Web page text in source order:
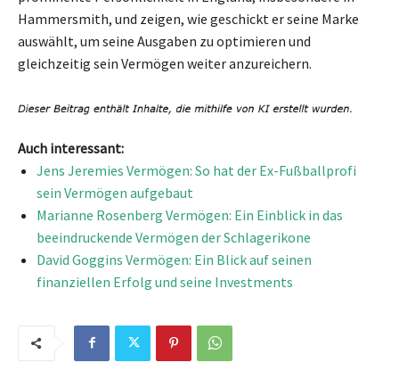
Hammersmith, und zeigen, wie geschickt er seine Marke
auswählt, um seine Ausgaben zu optimieren und
gleichzeitig sein Vermögen weiter anzureichern.
Auch interessant:
Jens Jeremies Vermögen: So hat der Ex-Fußballprofi
sein Vermögen aufgebaut
Marianne Rosenberg Vermögen: Ein Einblick in das
beeindruckende Vermögen der Schlagerikone
David Goggins Vermögen: Ein Blick auf seinen
finanziellen Erfolg und seine Investments